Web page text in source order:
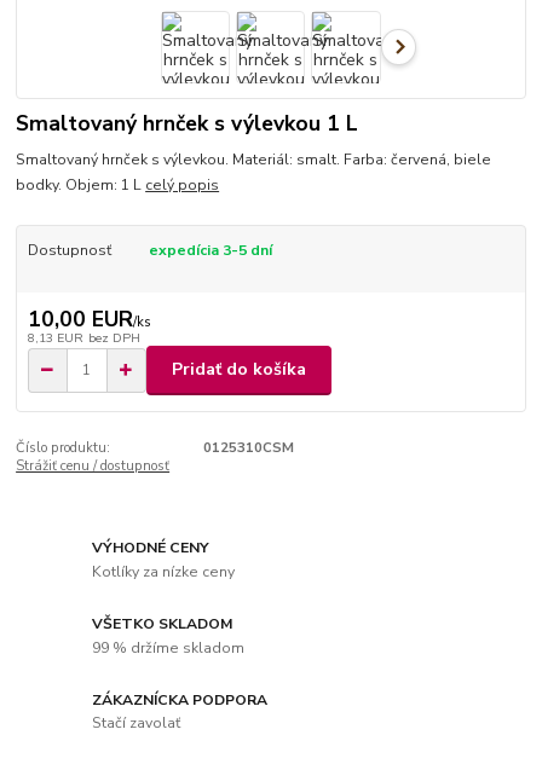
Smaltovaný hrnček s výlevkou 1 L
Smaltovaný hrnček s výlevkou. Materiál: smalt. Farba: červená, biele
bodky. Objem: 1 L celý popis
Dostupnosť expedícia 3-5 dní
10,00 EUR/ks
8,13 EUR bez DPH
Pridať do košíka
Číslo produktu:
0125310CSM
Strážiť cenu / dostupnosť
VÝHODNÉ CENY
Kotlíky za nízke ceny
VŠETKO SKLADOM
99 % držíme skladom
ZÁKAZNÍCKA PODPORA
Stačí zavolať